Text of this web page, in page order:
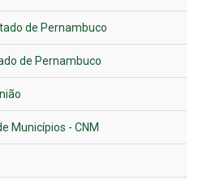
de Pernambuco
de Pernambuco
Municípios - CNM